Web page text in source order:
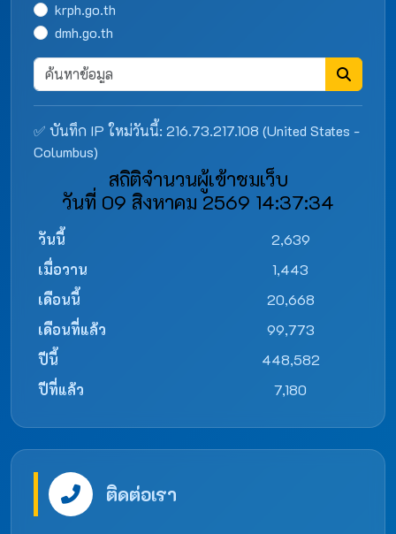
krph.go.th
dmh.go.th
✅ บันทึก IP ใหม่วันนี้: 216.73.217.108 (United States -
Columbus)
สถิติจำนวนผู้เข้าชมเว็บ
วันที่ 09 สิงหาคม 2569 14:37:34
วันนี้
2,639
เมื่อวาน
1,443
เดือนนี้
20,668
เดือนที่แล้ว
99,773
ปีนี้
448,582
ปีที่แล้ว
7,180
ติดต่อเรา